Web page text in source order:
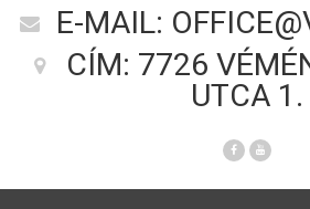
E-MAIL:
CÍM: 7726
UTCA 1.